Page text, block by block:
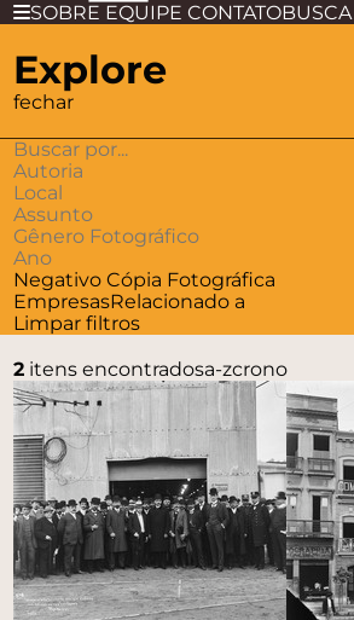
SOBRE EQUIPE CONTATOBUSCA
Explore
fechar
Negativo Cópia Fotográfica
EmpresasRelacionado a
Limpar filtros
2 itens encontradosa-zcrono